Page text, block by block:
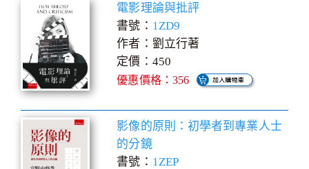
電影理論與批評
書號： 1ZD9
作者：劉立行著
定價：450
優惠價格：356
影像的原則：初學者到專業人士
的分鏡
書號： 1ZEP